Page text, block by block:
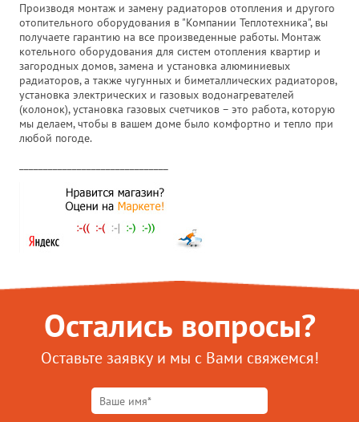
Производя монтаж и замену радиаторов отопления и другого
отопительного оборудования в "Компании Теплотехника", вы
получаете гарантию на все произведенные работы. Монтаж
котельного оборудования для систем отопления квартир и
загородных домов, замена и установка алюминиевых
радиаторов, а также чугунных и биметаллических радиаторов,
установка электрических и газовых водонагревателей
(колонок), установка газовых счетчиков – это работа, которую
мы делаем, чтобы в вашем доме было комфортно и тепло при
любой погоде.
Остались вопросы?
Оставьте заявку и мы с Вами свяжемся!